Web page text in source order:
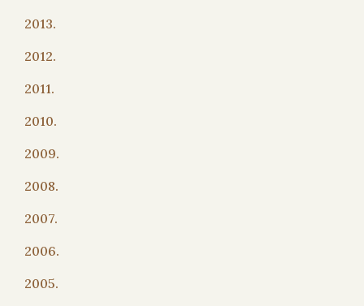
2013.
2012.
2011.
2010.
2009.
2008.
2007.
2006.
2005.